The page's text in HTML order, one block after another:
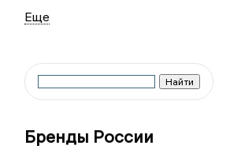
Бренды России